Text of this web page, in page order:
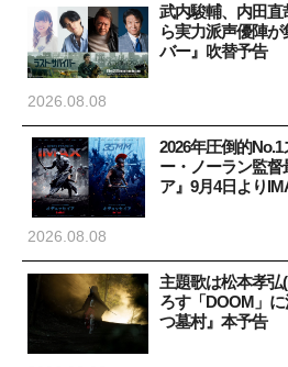
武内駿輔、内田
ら実力派声優陣
バー』吹替予告
2026.08.08
2026年圧倒的
ー・ノーラン監
ア』9月4日より
2026.08.08
主題歌は松本孝弘
ろす「DOOM」
つ墓村』本予告